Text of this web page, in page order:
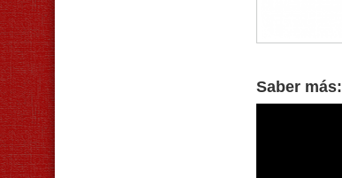
Saber más: